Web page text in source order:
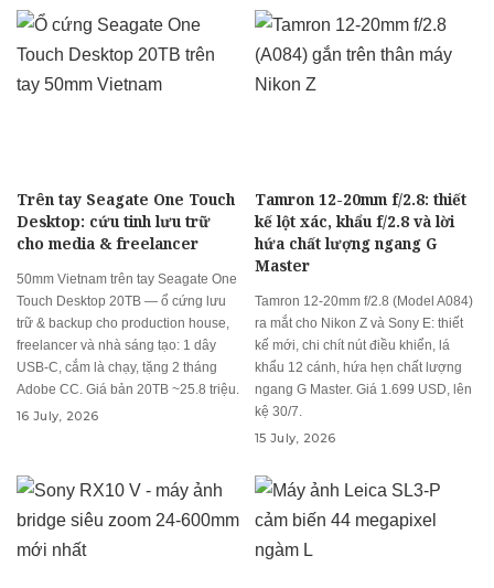
Trên tay Seagate One Touch
Desktop: cứu tinh lưu trữ
cho media & freelancer
50mm Vietnam trên tay Seagate One
Touch Desktop 20TB — ổ cứng lưu
trữ & backup cho production house,
freelancer và nhà sáng tạo: 1 dây
USB-C, cắm là chạy, tặng 2 tháng
Adobe CC. Giá bản 20TB ~25.8 triệu.
16 July, 2026
Tamron 12-20mm f/2.8: thiết
kế lột xác, khẩu f/2.8 và lời
hứa chất lượng ngang G
Master
Tamron 12-20mm f/2.8 (Model A084)
ra mắt cho Nikon Z và Sony E: thiết
kế mới, chi chít nút điều khiển, lá
khẩu 12 cánh, hứa hẹn chất lượng
ngang G Master. Giá 1.699 USD, lên
kệ 30/7.
15 July, 2026